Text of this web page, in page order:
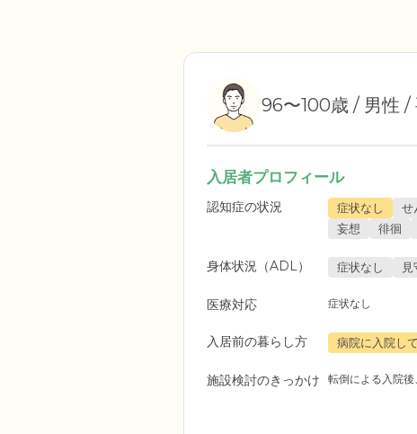
96〜100歳 / 男性
入居者プロフィール
認知症の状況 症状なし せ
妄想
徘徊
身体状況（ADL） 症状なし 見
医療対応 症状なし
入居前の暮らし方 病院に入院し
施設検討のきっかけ 転倒による入院